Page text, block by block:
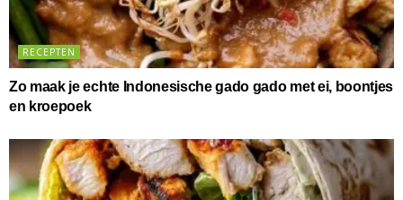
RECEPTEN
Zo maak je echte Indonesische gado gado met ei, boontjes
en kroepoek